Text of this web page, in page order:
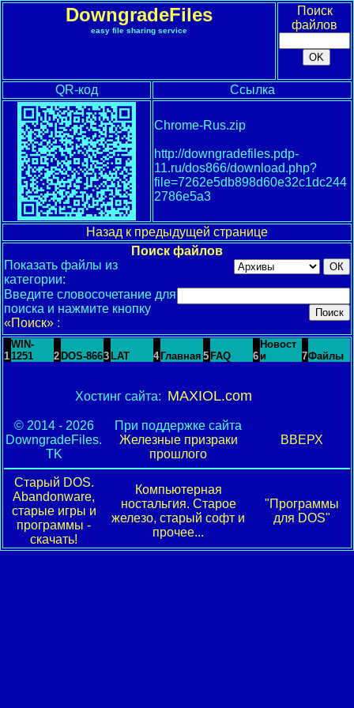
DowngradeFiles
easy file sharing service
Поиск
файлов
QR-код Ссылка
Chrome-Rus.zip
http://downgradefiles.pdp-
11.ru/dos866/download.php?
file=7262e5db898d60e32c1dc244
2786e5a3
Назад к предыдущей странице
Поиск файлов
Показать файлы из
категории:
Введите словосочетание для
поиска и нажмите кнопку
«Поиск» :
1
WIN-
1251
2 DOS-8663 LAT 4 Главная 5 FAQ 6
Новост
и
7Файлы
Хостинг сайта: MAXIOL.com
© 2014 - 2026
DowngradeFiles.
TK
При поддержке сайта
Железные призраки
прошлого
ВВЕРХ
Старый DOS.
Abandonware,
старые игры и
программы -
скачать!
Компьютерная
ностальгия. Старое
железо, старый софт и
прочее...
"Программы
для DOS"